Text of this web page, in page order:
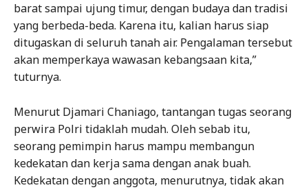
barat sampai ujung timur, dengan budaya dan tradisi
yang berbeda-beda. Karena itu, kalian harus siap
ditugaskan di seluruh tanah air. Pengalaman tersebut
akan memperkaya wawasan kebangsaan kita,”
tuturnya.
Menurut Djamari Chaniago, tantangan tugas seorang
perwira Polri tidaklah mudah. Oleh sebab itu,
seorang pemimpin harus mampu membangun
kedekatan dan kerja sama dengan anak buah.
Kedekatan dengan anggota, menurutnya, tidak akan